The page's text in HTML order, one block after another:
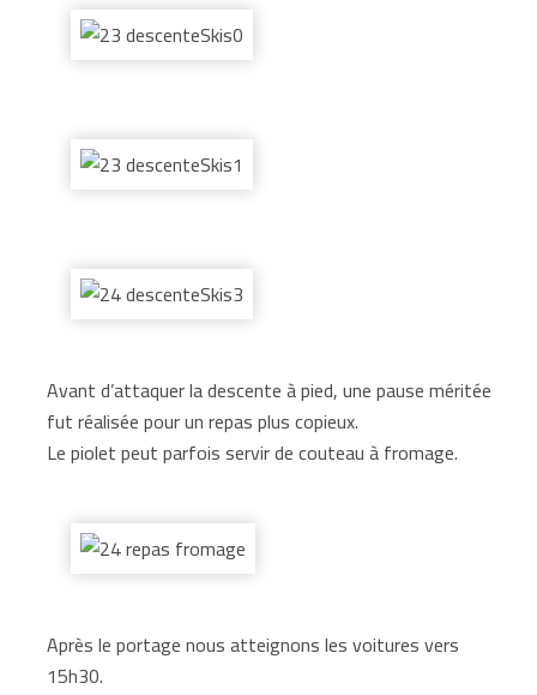
Avant d’attaquer la descente à pied, une pause méritée
fut réalisée pour un repas plus copieux.
Le piolet peut parfois servir de couteau à fromage.
Après le portage nous atteignons les voitures vers
15h30.